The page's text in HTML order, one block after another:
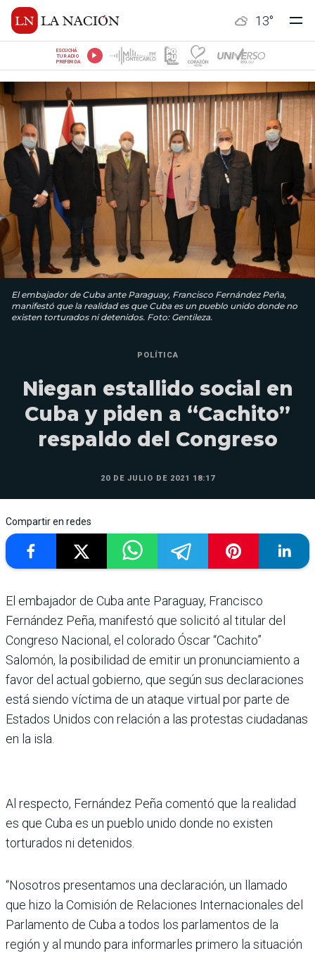
13°
ESCUCHÁ
TU RADIO
PREFERIDA
El embajador de Cuba ante Paraguay, Francisco Fernández Peña,
manifestó que la realidad es que Cuba es un pueblo unido donde no
existen torturados ni detenidos. Foto: Gentileza.
POLÍTICA
Niegan estallido social en
Cuba y piden a “Cachito”
respaldo del Congreso
20 DE JULIO DE 2021 18:17
Compartir en redes
El embajador de Cuba ante Paraguay, Francisco
Fernández Peña, manifestó que solicitó al titular del
Congreso Nacional, el colorado Óscar “Cachito”
Salomón, la posibilidad de emitir un pronunciamiento a
favor del actual gobierno, que según sus declaraciones
está siendo víctima de un ataque virtual por parte de
Estados Unidos con relación a las protestas ciudadanas
en la isla.
Al respecto, Fernández Peña comentó que la realidad
es que Cuba es un pueblo unido donde no existen
torturados ni detenidos.
“Nosotros presentamos una declaración, un llamado
que hizo la Comisión de Relaciones Internacionales del
Parlamento de Cuba a todos los parlamentos de la
región y al mundo para informarles primero la situación